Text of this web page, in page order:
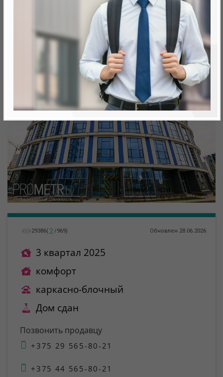
Минск, Октябрьский, ул.Лученка,4
метро «Ковальская Слобода», 566 м
29386( 2 /969) Обновлен 28.06.2026
3 квартал 2025
комфорт
каркасно-блочный
Дом сдан
Позвонить продавцу
+375 29 565-80-21
+375 44 565-80-21